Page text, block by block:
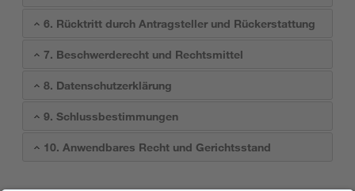
6. Rücktritt durch Antragsteller und Rückerstattung
7. Beschwerderecht und Rechtsmittel
8. Datenschutzerklärung
9. Schlussbestimmungen
10. Anwendbares Recht und Gerichtsstand